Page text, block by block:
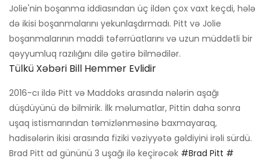
Jolie'nin boşanma iddiasından üç ildən çox vaxt keçdi, hələ
də ikisi boşanmalarını yekunlaşdırmadı. Pitt və Jolie
boşanmalarının maddi təfərrüatlarını və uzun müddətli bir
qəyyumluq razılığını dilə gətirə bilmədilər.
Tülkü Xəbəri Bill Hemmer Evlidir
2016-cı ildə Pitt və Maddoks arasında nələrin aşağı
düşdüyünü də bilmirik. İlk məlumatlar, Pittin daha sonra
uşaq istismarından təmizlənməsinə baxmayaraq,
hadisələrin ikisi arasında fiziki vəziyyətə gəldiyini irəli sürdü.
Brad Pitt ad gününü 3 uşağı ilə keçirəcək #Brad Pitt #